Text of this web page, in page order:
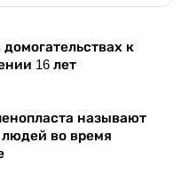
к
16 лет
называют
во время